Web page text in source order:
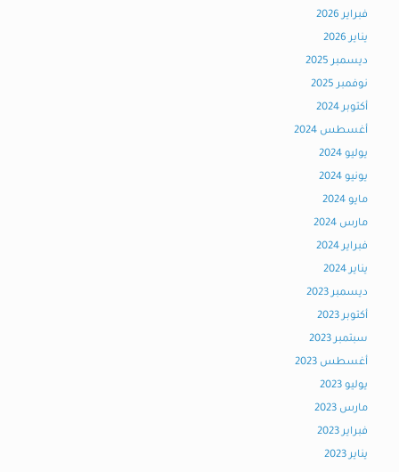
فبراير 2026
يناير 2026
ديسمبر 2025
نوفمبر 2025
أكتوبر 2024
أغسطس 2024
يوليو 2024
يونيو 2024
مايو 2024
مارس 2024
فبراير 2024
يناير 2024
ديسمبر 2023
أكتوبر 2023
سبتمبر 2023
أغسطس 2023
يوليو 2023
مارس 2023
فبراير 2023
يناير 2023